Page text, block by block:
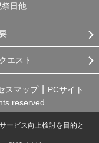
祭日他
エスト
スマップ
PCサイト
reserved.
ービス向上検討を目的と